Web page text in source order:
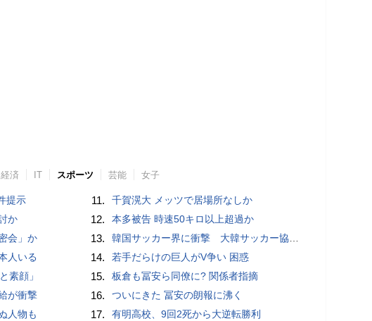
経済 IT スポーツ 芸能 女子
提示
か
会」か
人いる
素顔」
が衝撃
人物も
11. 千賀滉大 メッツで居場所なしか
12. 本多被告 時速50キロ以上超過か
13. 韓国サッカー界に衝撃 大韓サッカー協会に外国人審判への“性的接待”疑惑 韓国メディアが報道
14. 若手だらけの巨人がV争い 困惑
15. 板倉も冨安ら同僚に? 関係者指摘
16. ついにきた 冨安の朗報に沸く
17. 有明高校、9回2死から大逆転勝利